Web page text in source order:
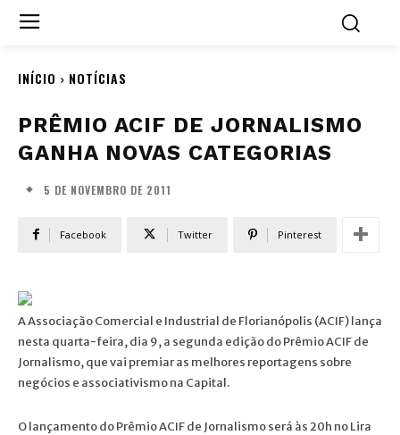
INÍCIO NOTÍCIAS
PRÊMIO ACIF DE JORNALISMO
GANHA NOVAS CATEGORIAS
5 DE NOVEMBRO DE 2011
Facebook Twitter Pinterest
A Associação Comercial e Industrial de Florianópolis (ACIF) lança
nesta quarta-feira, dia 9, a segunda edição do Prêmio ACIF de
Jornalismo, que vai premiar as melhores reportagens sobre
negócios e associativismo na Capital.
O lançamento do Prêmio ACIF de Jornalismo será às 20h no Lira